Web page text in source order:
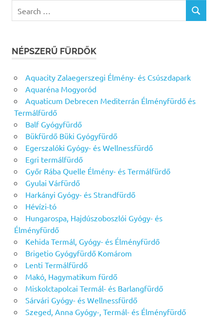
for:
SEARCH
NÉPSZERŰ FÜRDŐK
Aquacity Zalaegerszegi Élmény- és Csúszdapark
Aquaréna Mogyoród
Aquaticum Debrecen Mediterrán Élményfürdő és
Termálfürdő
Balf Gyógyfürdő
Bükfürdő Büki Gyógyfürdő
Egerszalóki Gyógy- és Wellnessfürdő
Egri termálfürdő
Győr Rába Quelle Élmény- és Termálfürdő
Gyulai Várfürdő
Harkányi Gyógy- és Strandfürdő
Hévízi-tó
Hungarospa, Hajdúszoboszlói Gyógy- és
Élményfürdő
Kehida Termál, Gyógy- és Élményfürdő
Brigetio Gyógyfürdő Komárom
Lenti Termálfürdő
Makó, Hagymatikum fürdő
Miskolctapolcai Termál- és Barlangfürdő
Sárvári Gyógy- és Wellnessfürdő
Szeged, Anna Gyógy-, Termál- és Élményfürdő